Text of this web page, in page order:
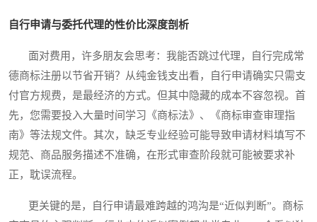
自行申请与委托代理的性价比深度剖析
面对费用，许多朋友会思考：我能否跳过代理，自行完成常
德商标注册以节省开销？从纯金钱支出看，自行申请确实只需支
付官方规费，是最经济的方式。但其中隐藏的成本不容忽视。首
先，您需要投入大量时间学习《商标法》、《商标审查审理指
南》等法规文件。其次，缺乏专业经验可能导致申请材料填写不
规范、商品服务描述不准确，在形式审查阶段就可能被要求补
正，耽误流程。
更关键的是，自行申请最难跨越的鸿沟是“近似判断”。商标